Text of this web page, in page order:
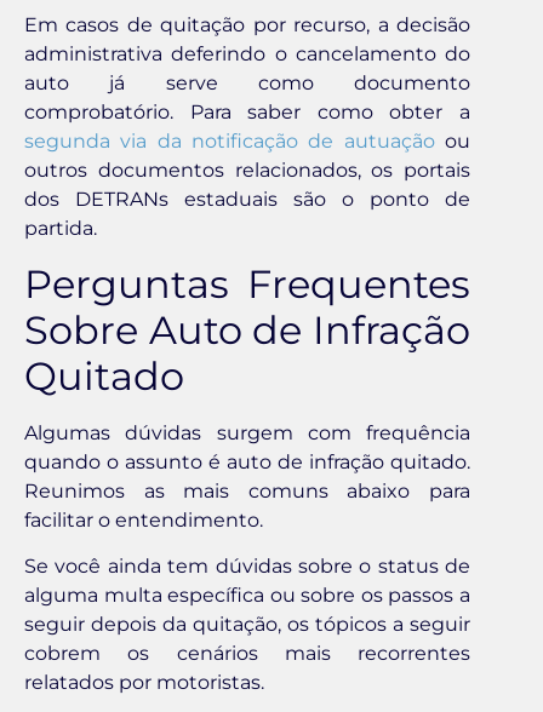
Em casos de quitação por recurso, a decisão
administrativa deferindo o cancelamento do
auto já serve como documento
comprobatório. Para saber como obter a
segunda via da notificação de autuaçãoou
outros documentos relacionados, os portais
dos DETRANs estaduais são o ponto de
partida.
Perguntas Frequentes
Sobre Auto de Infração
Quitado
Algumas dúvidas surgem com frequência
quando o assunto é auto de infração quitado.
Reunimos as mais comuns abaixo para
facilitar o entendimento.
Se você ainda tem dúvidas sobre o status de
alguma multa específica ou sobre os passos a
seguir depois da quitação, os tópicos a seguir
cobrem os cenários mais recorrentes
relatados por motoristas.